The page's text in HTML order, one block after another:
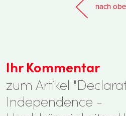
nach
Ihr Kommentar
zum Artikel
Independence -